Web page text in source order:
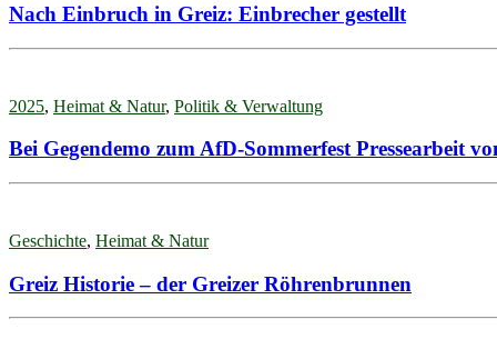
Nach Einbruch in Greiz: Einbrecher gestellt
2025, Heimat & Natur, Politik & Verwaltung
Bei Gegendemo zum AfD-Sommerfest Pressearbeit
Geschichte, Heimat & Natur
Greiz Historie – der Greizer Röhrenbrunnen